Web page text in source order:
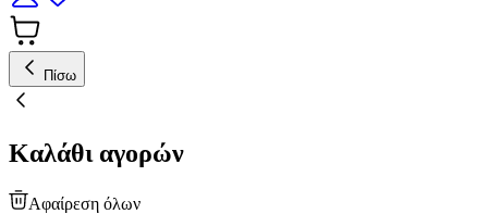
Πίσω
Καλάθι αγορών
Αφαίρεση όλων